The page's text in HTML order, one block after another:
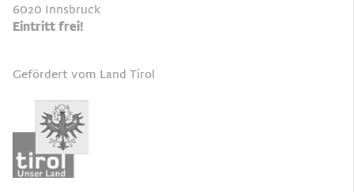
6020 Innsbruck
Eintritt frei!
Gefördert vom Land Tirol